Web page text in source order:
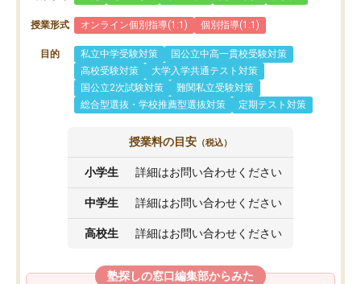
授業形式 オンライン個別指導(1:1) 個別指導(1:1)
目的 私立中学受験対策
国公立中高一貫校受験対策
高校受験対策
大学入学共通テスト対策
国公立2次試験対策
難関私立受験対策
総合型選抜・学校推薦型選抜対策
定期テスト対策
授業料の目安 （税込）
小学生 詳細はお問い合わせください
中学生 詳細はお問い合わせください
高校生 詳細はお問い合わせください
塾探しの窓口編集部からみた